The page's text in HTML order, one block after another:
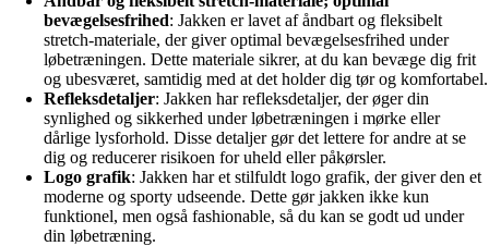
bevægelsesfrihed: Jakken er lavet af åndbart og fleksibelt
stretch-materiale, der giver optimal bevægelsesfrihed under
løbetræningen. Dette materiale sikrer, at du kan bevæge dig frit
og ubesværet, samtidig med at det holder dig tør og komfortabel.
Refleksdetaljer: Jakken har refleksdetaljer, der øger din
synlighed og sikkerhed under løbetræningen i mørke eller
dårlige lysforhold. Disse detaljer gør det lettere for andre at se
dig og reducerer risikoen for uheld eller påkørsler.
Logo grafik: Jakken har et stilfuldt logo grafik, der giver den et
moderne og sporty udseende. Dette gør jakken ikke kun
funktionel, men også fashionable, så du kan se godt ud under
din løbetræning.